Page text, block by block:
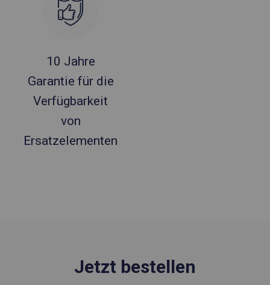
10 Jahre
Garantie für die
Verfügbarkeit
von
Ersatzelementen
Jetzt bestellen